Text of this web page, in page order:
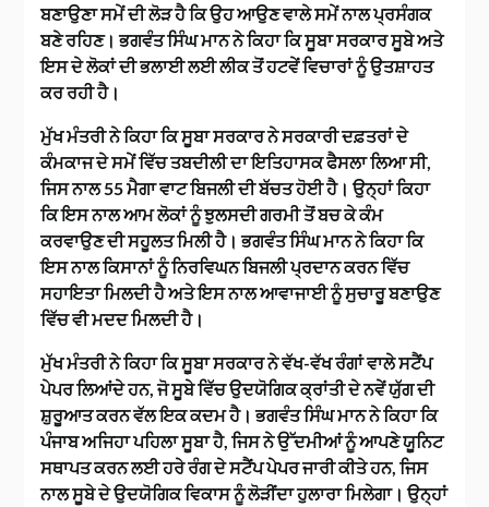
ਬਣਾਉਣਾ ਸਮੇਂ ਦੀ ਲੋੜ ਹੈ ਕਿ ਉਹ ਆਉਣ ਵਾਲੇ ਸਮੇਂ ਨਾਲ ਪ੍ਰਸੰਗਕ
ਬਣੇ ਰਹਿਣ। ਭਗਵੰਤ ਸਿੰਘ ਮਾਨ ਨੇ ਕਿਹਾ ਕਿ ਸੂਬਾ ਸਰਕਾਰ ਸੂਬੇ ਅਤੇ
ਇਸ ਦੇ ਲੋਕਾਂ ਦੀ ਭਲਾਈ ਲਈ ਲੀਕ ਤੋਂ ਹਟਵੇਂ ਵਿਚਾਰਾਂ ਨੂੰ ਉਤਸ਼ਾਹਤ
ਕਰ ਰਹੀ ਹੈ।
ਮੁੱਖ ਮੰਤਰੀ ਨੇ ਕਿਹਾ ਕਿ ਸੂਬਾ ਸਰਕਾਰ ਨੇ ਸਰਕਾਰੀ ਦਫ਼ਤਰਾਂ ਦੇ
ਕੰਮਕਾਜ ਦੇ ਸਮੇਂ ਵਿੱਚ ਤਬਦੀਲੀ ਦਾ ਇਤਿਹਾਸਕ ਫੈਸਲਾ ਲਿਆ ਸੀ,
ਜਿਸ ਨਾਲ 55 ਮੈਗਾ ਵਾਟ ਬਿਜਲੀ ਦੀ ਬੱਚਤ ਹੋਈ ਹੈ। ਉਨ੍ਹਾਂ ਕਿਹਾ
ਕਿ ਇਸ ਨਾਲ ਆਮ ਲੋਕਾਂ ਨੂੰ ਝੁਲਸਦੀ ਗਰਮੀ ਤੋਂ ਬਚ ਕੇ ਕੰਮ
ਕਰਵਾਉਣ ਦੀ ਸਹੂਲਤ ਮਿਲੀ ਹੈ। ਭਗਵੰਤ ਸਿੰਘ ਮਾਨ ਨੇ ਕਿਹਾ ਕਿ
ਇਸ ਨਾਲ ਕਿਸਾਨਾਂ ਨੂੰ ਨਿਰਵਿਘਨ ਬਿਜਲੀ ਪ੍ਰਦਾਨ ਕਰਨ ਵਿੱਚ
ਸਹਾਇਤਾ ਮਿਲਦੀ ਹੈ ਅਤੇ ਇਸ ਨਾਲ ਆਵਾਜਾਈ ਨੂੰ ਸੁਚਾਰੂ ਬਣਾਉਣ
ਵਿੱਚ ਵੀ ਮਦਦ ਮਿਲਦੀ ਹੈ।
ਮੁੱਖ ਮੰਤਰੀ ਨੇ ਕਿਹਾ ਕਿ ਸੂਬਾ ਸਰਕਾਰ ਨੇ ਵੱਖ-ਵੱਖ ਰੰਗਾਂ ਵਾਲੇ ਸਟੈਂਪ
ਪੇਪਰ ਲਿਆਂਦੇ ਹਨ, ਜੋ ਸੂਬੇ ਵਿੱਚ ਉਦਯੋਗਿਕ ਕ੍ਰਾਂਤੀ ਦੇ ਨਵੇਂ ਯੁੱਗ ਦੀ
ਸ਼ੁਰੂਆਤ ਕਰਨ ਵੱਲ ਇਕ ਕਦਮ ਹੈ। ਭਗਵੰਤ ਸਿੰਘ ਮਾਨ ਨੇ ਕਿਹਾ ਕਿ
ਪੰਜਾਬ ਅਜਿਹਾ ਪਹਿਲਾ ਸੂਬਾ ਹੈ, ਜਿਸ ਨੇ ਉੱਦਮੀਆਂ ਨੂੰ ਆਪਣੇ ਯੂਨਿਟ
ਸਥਾਪਤ ਕਰਨ ਲਈ ਹਰੇ ਰੰਗ ਦੇ ਸਟੈਂਪ ਪੇਪਰ ਜਾਰੀ ਕੀਤੇ ਹਨ, ਜਿਸ
ਨਾਲ ਸੂਬੇ ਦੇ ਉਦਯੋਗਿਕ ਵਿਕਾਸ ਨੂੰ ਲੋੜੀਂਦਾ ਹੁਲਾਰਾ ਮਿਲੇਗਾ। ਉਨ੍ਹਾਂ